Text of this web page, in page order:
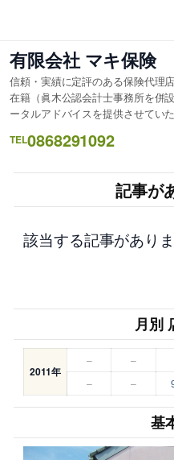
を
ス
キ
ッ
有限会社 マキ保険
信頼・実績に定評のある保険代理
在籍（眞木公認会計士事務所を併
ータルアドバイスを提供させてい
TEL0868291092
記事が
該当する記事がありま
月別
2011年
– –
–
–
基